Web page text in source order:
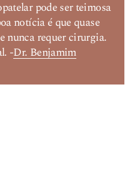
pode ser teimosa
notícia é que quase
nunca requer cirurgia.
-Dr. Benjamim